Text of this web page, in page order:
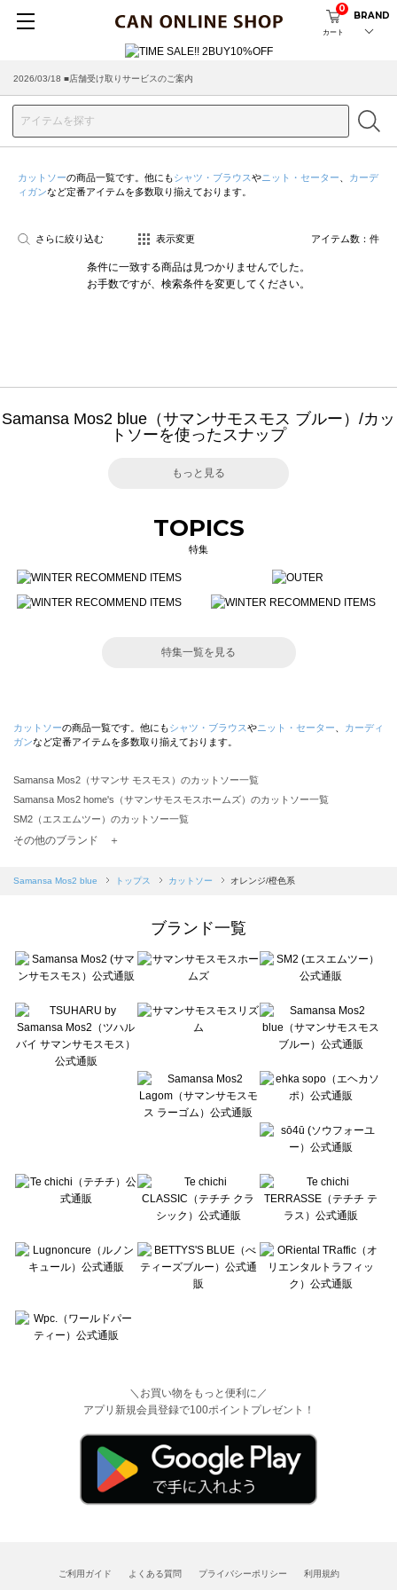
カート
0
BRAND
2026/03/18 ■店舗受け取りサービスのご案内
カットソーの商品一覧です。他にもシャツ・ブラウスやニット・セーター
カーデ
ィガンなど定番アイテムを多数取り揃えております。
さらに絞り込む 表示変更 アイテム数： 件
条件に一致する商品は見つかりませんでした。
お手数ですが、検索条件を変更してください。
Samansa Mos2 blue（サマンサモスモス ブルー）/カッ
トソーを使ったスナップ
もっと見る
TOPICS
特集
特集一覧を見る
カットソーの商品一覧です。他にもシャツ・ブラウスやニット・セーター
カーディ
ガンなど定番アイテムを多数取り揃えております。
Samansa Mos2（サマンサ モスモス）のカットソー一覧
Samansa Mos2 home's（サマンサモスモスホームズ）のカットソー一覧
SM2（エスエムツー）のカットソー一覧
TSUHARU by Samansa Mos2（ツハルバイサマンサモスモス）のカットソー一覧
Samansa Mos2 blue（サマンサモスモス ブルー）のカットソー一覧
sō4ū（ソウフォーユー）のカットソー一覧
Te chichi（テチチ）のカットソー一覧
Te chichi CLASSIC（テチチ クラシック）のカットソー一覧
Lugnoncure（ルノンキュール）のカットソー一覧
BETTY'S BLUE（べティーズブルー）のカットソー一覧
Wpc.（ワールドパーティー）のカットソー一覧
その他のブランド ＋
Samansa Mos2 blue トップス カットソー オレンジ/橙色系
ブランド一覧
＼お買い物をもっと便利に／
アプリ新規会員登録で100ポイントプレゼント！
ご利用ガイド よくある質問 プライバシーポリシー 利用規約